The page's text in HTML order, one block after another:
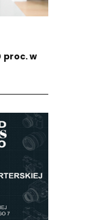
proc. w